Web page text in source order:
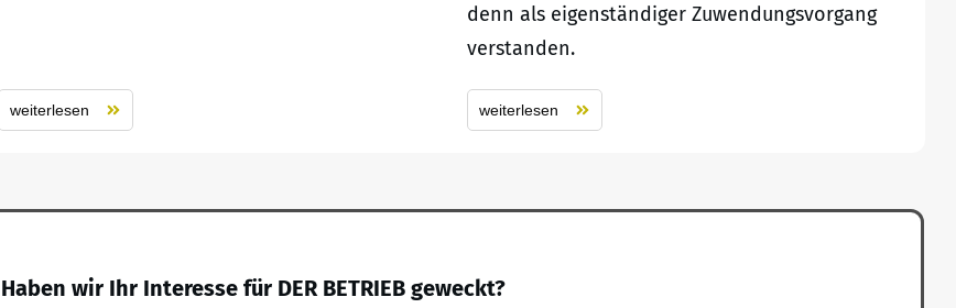
weiterlesen
denn als eigenständiger Zuwendungsvorgang
verstanden.
weiterlesen
Haben wir Ihr Interesse für DER BETRIEB geweckt?